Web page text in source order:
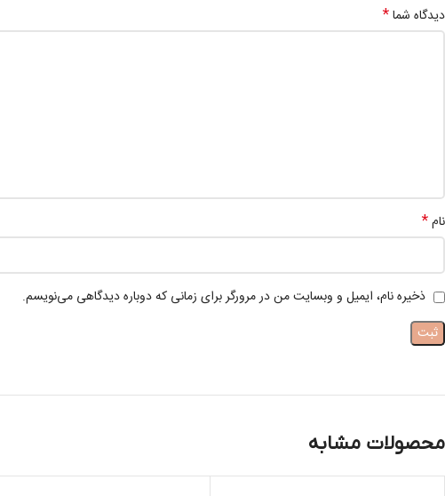
دیدگاه شما*
نام*
ذخیره نام، ایمیل و وبسایت من در مرورگر برای زمانی که دوباره دیدگاهی می‌نویسم.
محصولات مشابه